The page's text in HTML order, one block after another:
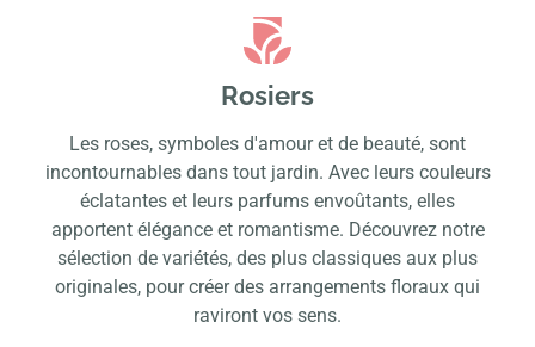
Rosiers
Les roses, symboles d'amour et de beauté, sont
incontournables dans tout jardin. Avec leurs couleurs
éclatantes et leurs parfums envoûtants, elles
apportent élégance et romantisme. Découvrez notre
sélection de variétés, des plus classiques aux plus
originales, pour créer des arrangements floraux qui
raviront vos sens.